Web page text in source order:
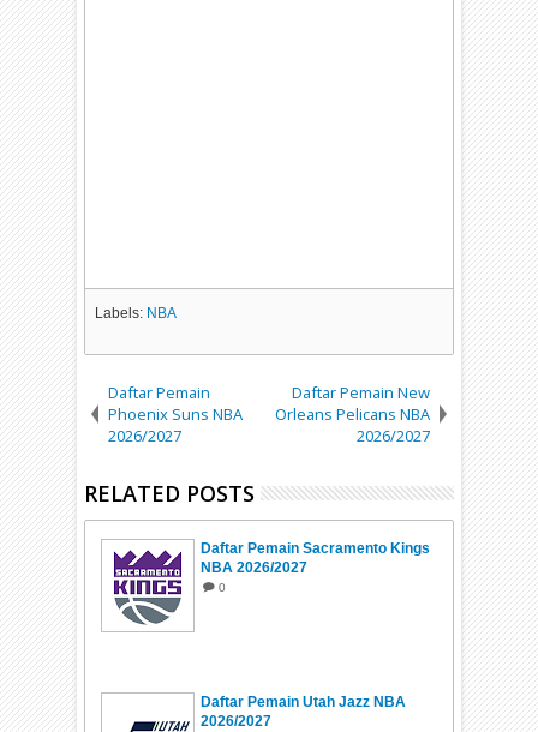
Labels: NBA
Daftar Pemain
Phoenix Suns NBA
2026/2027
Daftar Pemain New
Orleans Pelicans NBA
2026/2027
RELATED POSTS
Daftar Pemain Sacramento Kings
NBA 2026/2027
0
Daftar Pemain Utah Jazz NBA
2026/2027